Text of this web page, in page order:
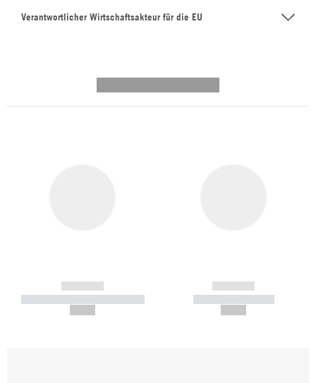
Verantwortlicher Wirtschaftsakteur für die EU
------------
----------- ----------- -----------
------------
----------- -----------